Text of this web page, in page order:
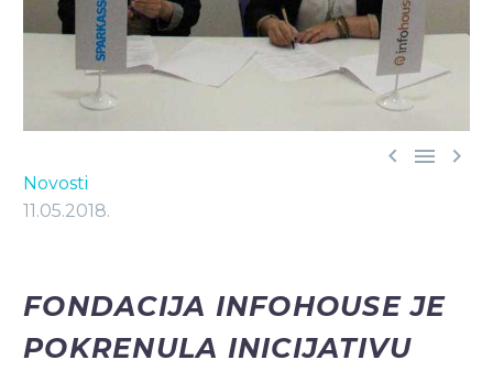
  
Novosti
11.05.2018.
FONDACIJA INFOHOUSE JE
POKRENULA INICIJATIVU